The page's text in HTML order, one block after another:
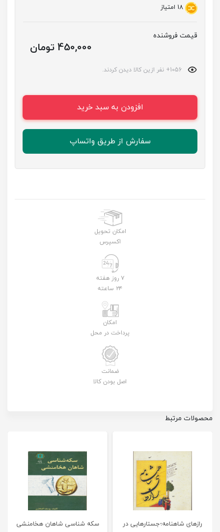
18 امتیاز
قیمت فروشنده
450,000 تومان
افزودن به سبد خرید
سفارش از طریق واتساپ
امکان تحویل
اکسپرس
۷ روز هفته
۲۴ ساعته
امکان
پرداخت در محل
ضمانت
اصل بودن کالا
محصولات مرتبط
رازهای شاهنامه؛جستارهایی در
سکه شناسی شاهان هخامنشی